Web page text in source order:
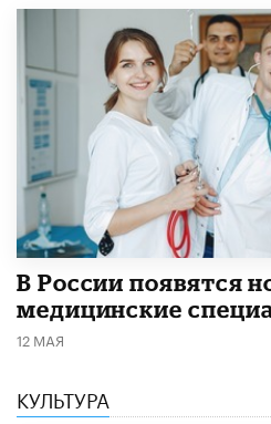
В России появятся
медицинские
12 МАЯ
КУЛЬТУРА